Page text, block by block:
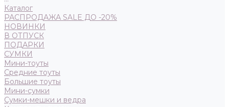
Каталог
РАСПРОДАЖА SALE ДО -20%
НОВИНКИ
В ОТПУСК
ПОДАРКИ
СУМКИ
Мини-тоуты
Средние тоуты
Большие тоуты
Мини-сумки
Сумки-мешки и ведра